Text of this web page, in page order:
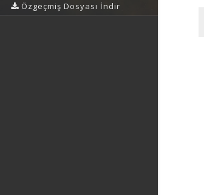
Özgeçmiş Dosyası İndir